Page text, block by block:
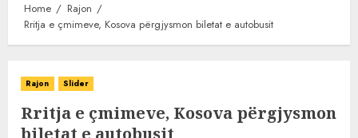
Home
Rajon
Rritja e çmimeve, Kosova përgjysmon biletat e autobusit
Rajon Slider
Rritja e çmimeve, Kosova përgjysmon
biletat e autobusit